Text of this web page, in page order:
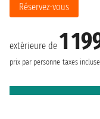
extérieure de 1
prix par personne taxes
Réservez-vous